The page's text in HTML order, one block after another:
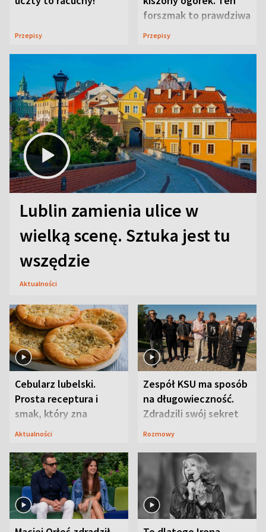
Przepisy
forszmak to prawdziwa
uczta
Przepisy
Lublin zamienia ulice w
wielką scenę. Sztuka jest tu
wszędzie
Aktualności
Cebularz lubelski.
Prosta receptura i
smak, który zna
Lubelszczyzna
Aktualności
Zespół KSU ma sposób
na długowieczność.
Zdradzili swój sekret
Rozmowy